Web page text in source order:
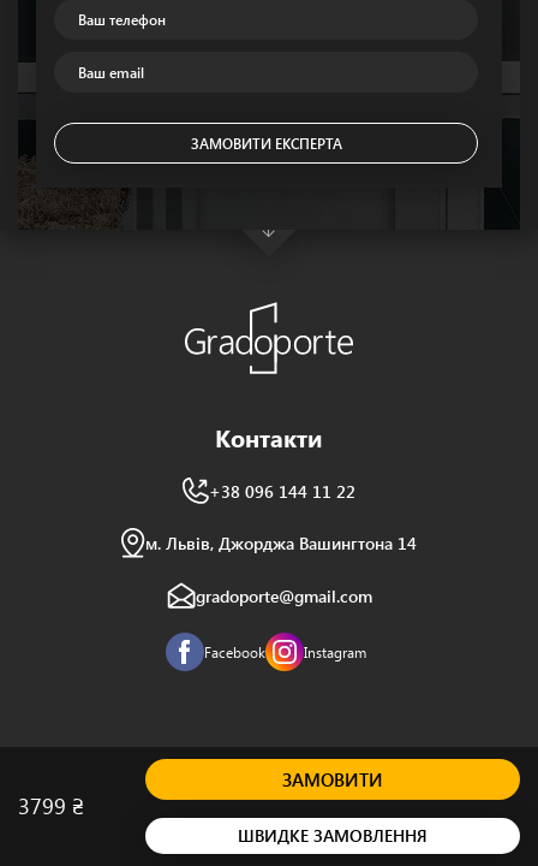
3799 ₴
ЗАМОВИТИ
ШВИДКЕ ЗАМОВЛЕННЯ
ЗАМОВИТИ ЕКСПЕРТА
Контакти
+38 096 144 11 22
м. Львів, Джорджа Вашингтона 14
gradoporte@gmail.com
Facebook Instagram
Замовити інтернет-магазин під ключ Веб Студія